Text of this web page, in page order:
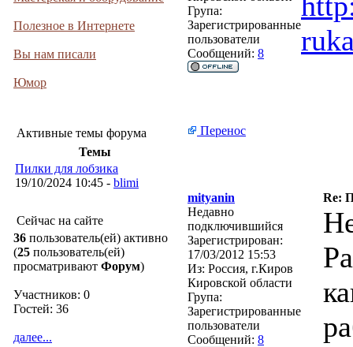
Полезное в Интернете
Вы нам писали
Юмор
Активные темы форума
Темы
Пилки для лобзика
19/10/2024 10:45 - blimi
Сейчас на сайте
36 пользователь(ей) активно
(25 пользователь(ей)
просматривают Форум)
Участников: 0
Гостей: 36
далее...
Група:
Зарегистрированные
пользователи
Сообщений: 8
Перенос
mityanin
Re:
Недавно
подключившийся
Зарегистрирован:
17/03/2012 15:53
Из: Россия, г.Киров
Кировской области
Група:
Зарегистрированные
пользователи
Сообщений: 8